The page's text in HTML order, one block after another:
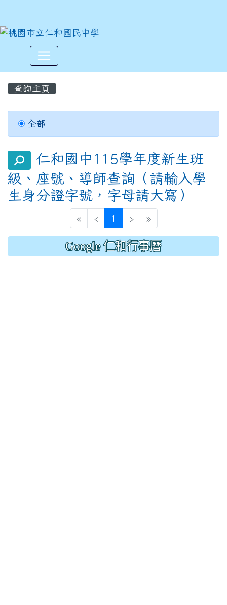
查詢主頁
全部
search仁和國中115學年度新生班
級、座號、導師查詢（請輸入學
生身分證字號，字母請大寫）
« ‹ 1 (current)
› »
Google 仁和行事曆